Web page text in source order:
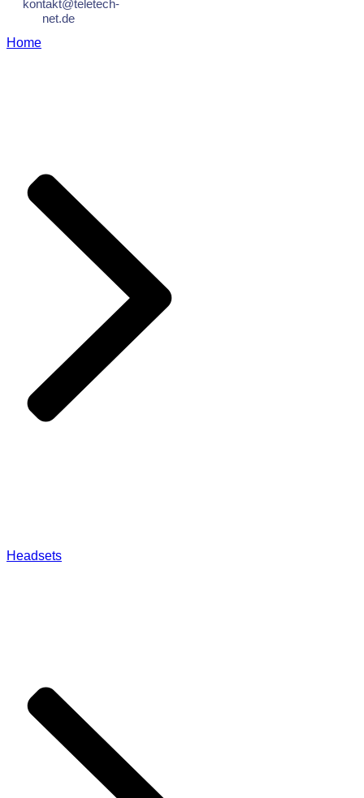
kontakt@teletech-
net.de
Home
Headsets